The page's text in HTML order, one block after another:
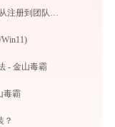
石墨文档怎么用？在线协作办公全攻略：从注册到团队高效协同
- 金山毒霸
毒霸
？